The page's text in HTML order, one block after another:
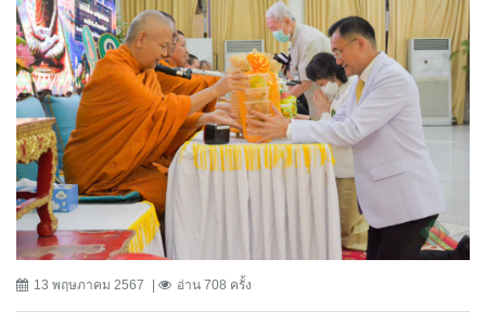
13 พฤษภาคม 2567 อ่าน 708 ครั้ง